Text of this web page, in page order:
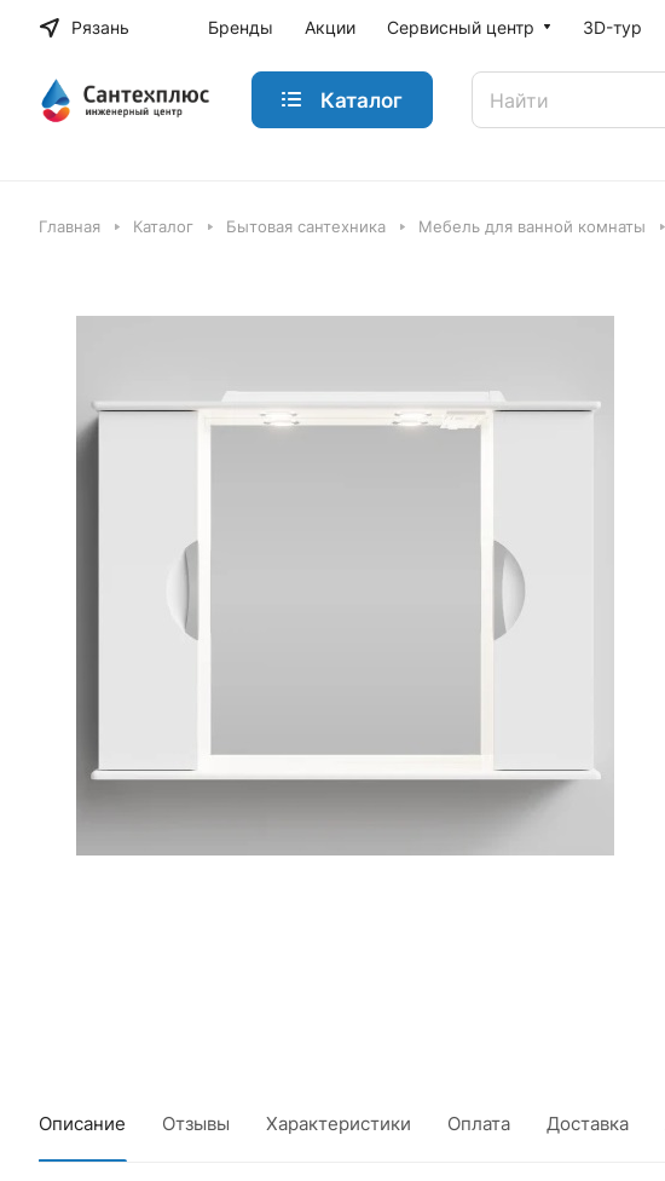
Рязань Бренды Акции Сервисный центр 3D-тур
Каталог
Главная Каталог Бытовая сантехника Мебель для ванной комнаты
Описание Отзывы Характеристики Оплата Доставка